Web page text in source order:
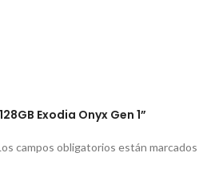
Exodia Onyx Gen 1”
campos obligatorios están marcados